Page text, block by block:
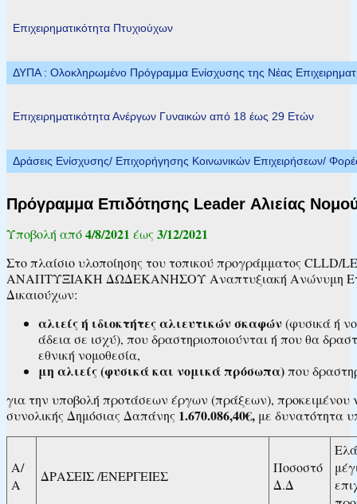
Επιχειρηματικότητα Πτυχιούχων
ΔΥΠΑ : Ολοκληρωμένο Πρόγραμμα Ενίσχυσης της Νέας
Επιχειρηματικότητα Ανέργων Γυναικών από 18 έως 29 Ετών
Δράσεις Ενίσχυσης/ Επιχορήγησης Κοινωνικών Επιχειρήσεων/
Πρόγραμμα Επιδότησης Leader Αλιείας
Υποβολή από4/8/2021 έως 3/12/2021
Στο πλαίσιο υλοποίησης του τοπικού προγράμματος
ΑΝΑΠΤΥΞΙΑΚΗ ΔΩΔΕΚΑΝΗΣΟΥ Αναπτυξιακή Ανώνυμη
Δικαιούχων:
αλιείς ή ιδιοκτήτες αλιευτικών σκαφών(φυσικά ή
άδεια σε ισχύ), που δραστηριοποιούνται ή που θα
εθνική νομοθεσία,
μη αλιείς (φυσικά και νομικά πρόσωπα)που
για την υποβολή προτάσεων έργων (πράξεων), προκειμένου
συνολικής Δημόσιας Δαπάνης 1.670.086,40€, με δυνατότητα
Α/
Α
ΔΡΑΣΕΙΣ /ΕΝΕΡΓΕΙΕΣ
Ποσοστό
Δ.Δ